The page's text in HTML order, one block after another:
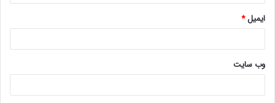
ایمیل*
وب‌ سایت